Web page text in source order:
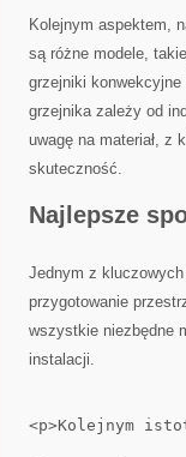
Kolejnym ​aspektem,
są różne modele,
grzejniki‌ konwekcyjne
grzejnika​ zależy od
uwagę na ‌materiał, z
skuteczność.
Najlepsze⁤
Jednym z
przygotowanie
wszystkie niezbędne
instalacji.
<p>Kolejnym